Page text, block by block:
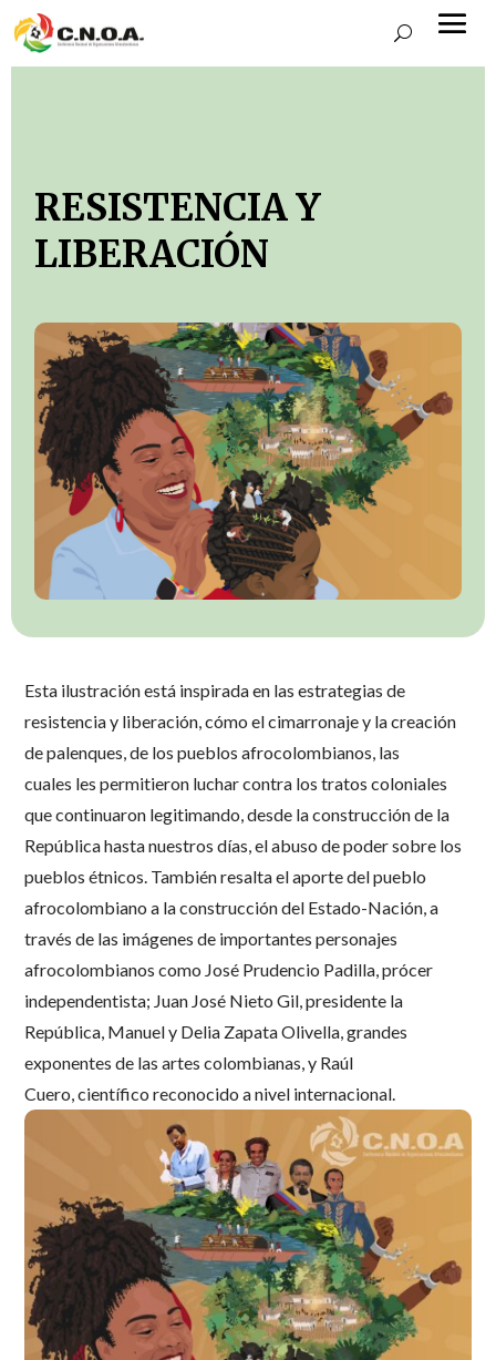
RESISTENCIA Y
LIBERACIÓN
Esta ilustración está inspirada en las estrategias de
resistencia y liberación, cómo el cimarronaje y la creación
de palenques, de los pueblos afrocolombianos, las
cuales les permitieron luchar contra los tratos coloniales
que continuaron legitimando, desde la construcción de la
República hasta nuestros días, el abuso de poder sobre los
pueblos étnicos. También resalta el aporte del pueblo
afrocolombiano a la construcción del Estado-Nación, a
través de las imágenes de importantes personajes
afrocolombianos como José Prudencio Padilla, prócer
independentista; Juan José Nieto Gil, presidente la
República, Manuel y Delia Zapata Olivella, grandes
exponentes de las artes colombianas, y Raúl
Cuero, científico reconocido a nivel internacional.